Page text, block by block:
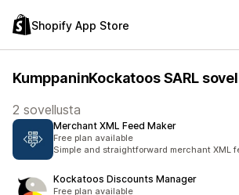
Shopify App Store
KumppaninKockatoos SARL
2 sovellusta
Merchant XML Feed Maker
Free plan available
Simple and straightforward merchant XML
Kockatoos Discounts Manager
Free plan available